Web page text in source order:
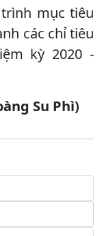
mục tiêu
các chỉ tiêu
kỳ 2020 -
Su Phì)